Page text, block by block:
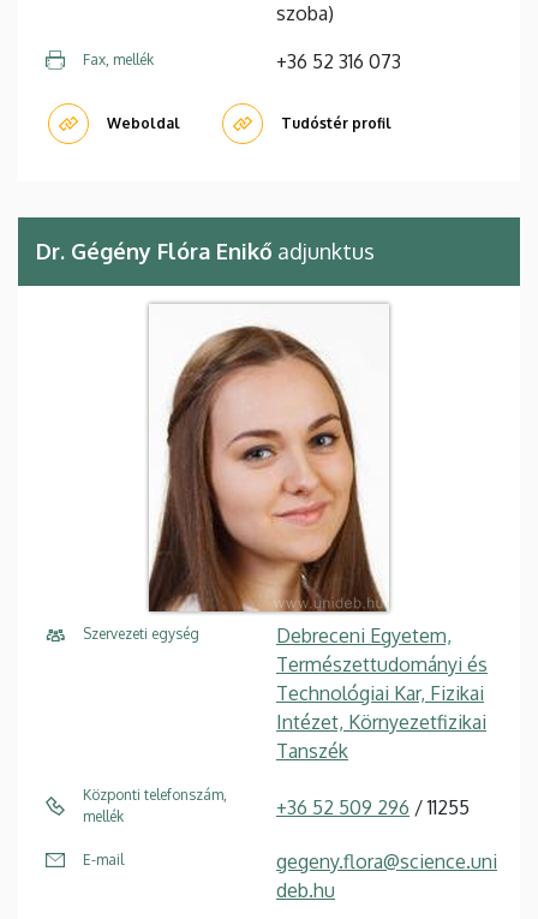
szoba)
Fax, mellék +36 52 316 073
Weboldal Tudóstér profil
Dr. Gégény Flóra Enikő adjunktus
Szervezeti egység
Debreceni Egyetem,
Természettudományi és
Technológiai Kar, Fizikai
Intézet, Környezetfizikai
Tanszék
Központi telefonszám,
mellék
+36 52 509 296 / 11255
E-mail
gegeny.flora@science.uni
deb.hu